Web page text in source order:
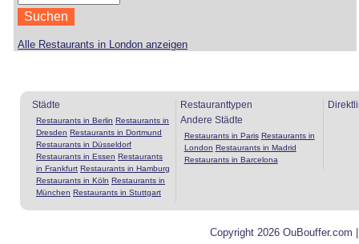
Alle Restaurants in London anzeigen
Städte
Restaurants in Berlin Restaurants in
Dresden Restaurants in Dortmund
Restaurants in Düsseldorf
Restaurants in Essen Restaurants
in Frankfurt Restaurants in Hamburg
Restaurants in Köln Restaurants in
München Restaurants in Stuttgart
Restauranttypen
Andere Städte
Restaurants in Paris Restaurants in
London Restaurants in Madrid
Restaurants in Barcelona
Copyright 2026 OuBouffer.com